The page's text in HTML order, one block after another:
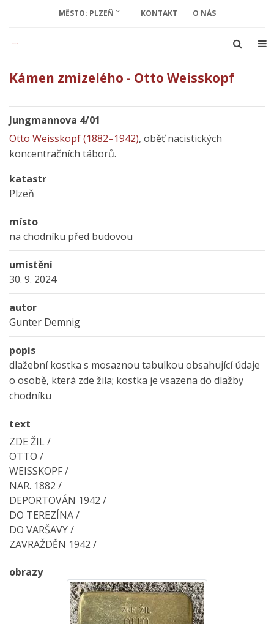
MĚSTO: PLZEŇ KONTAKT O NÁS
Kámen zmizelého - Otto Weisskopf
Jungmannova 4/01
Otto Weisskopf (1882–1942), oběť nacistických
koncentračních táborů.
katastr
Plzeň
místo
na chodníku před budovou
umístění
30. 9. 2024
autor
Gunter Demnig
popis
dlažební kostka s mosaznou tabulkou obsahující údaje
o osobě, která zde žila; kostka je vsazena do dlažby
chodníku
text
ZDE ŽIL /
OTTO /
WEISSKOPF /
NAR. 1882 /
DEPORTOVÁN 1942 /
DO TEREZÍNA /
DO VARŠAVY /
ZAVRAŽDĚN 1942 /
obrazy